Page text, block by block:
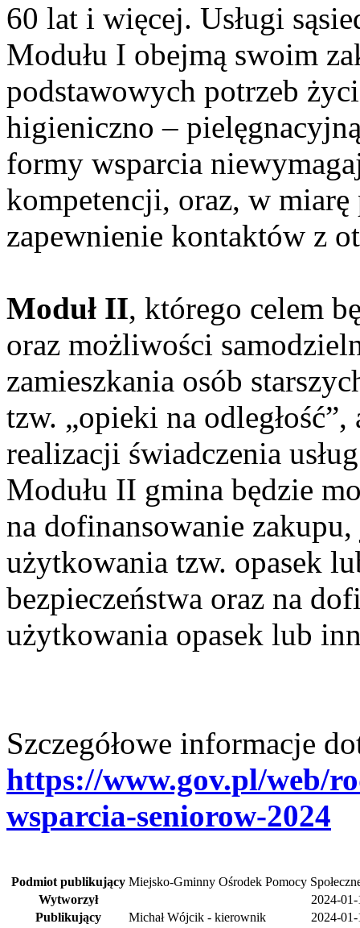
60 lat i więcej. Usługi
Modułu I obejmą swoim
podstawowych potrzeb
higieniczno –
formy wsparcia
kompetencji, oraz, w
zapewnienie kontaktów z
Moduł II, którego celem
oraz możliwości
zamieszkania osób
tzw. „opieki na
realizacji świadczenia
Modułu II gmina będzie
na dofinansowanie
użytkowania tzw. opasek
bezpieczeństwa oraz na
użytkowania opasek lub
Szczegółowe informacje
https://www.gov.pl/web/
wsparcia-seniorow-2024
Podmiot publikujący Miejsko-Gminny Ośrodek Pomocy
Wytworzył
2024-01-
Publikujący
Michał Wójcik - kierownik 2024-